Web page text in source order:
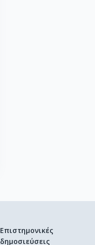
Επιστημονικές
δημοσιεύσεις